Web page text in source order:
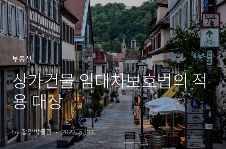
부동산
상가건물 임대차보호법의 적
용 대상
by 잡학박물관 2022. 5. 23.